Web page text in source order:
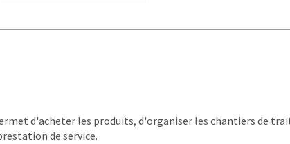
d'acheter les produits, d'organiser les chantiers de
de service.